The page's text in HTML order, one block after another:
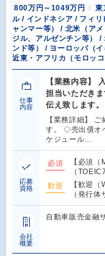
800万円～1049万円
東
ル / インドネシア / フィ
ャンマー等） / 北米（ア
ジル、アルゼンチン等） /
ンド等） / ヨーロッパ（
近東・アフリカ（モロッ
仕事
内容
【業務内容】
担当いただき
伝え致します。
【業務詳細】
す。 ◇売出債オ
ケジュール…
応募
資格
必須
【必須
（
歓迎
【歓迎
（発行
会社
概要
自動車販売金融